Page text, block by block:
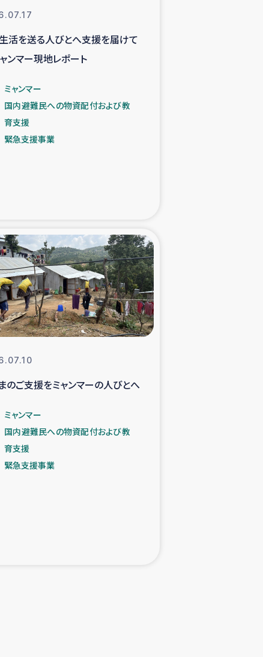
支援と農家生産支援
を通じた支援事業
ード事業
コーヒー畑改善事業
向上支援
活を送る人びとへ支援を届けて
ンマー現地レポート
ミャンマー
国内避難民への物資配付および教
育支援
緊急支援事業
のご支援をミャンマーの人びとへ
ミャンマー
国内避難民への物資配付および教
育支援
緊急支援事業